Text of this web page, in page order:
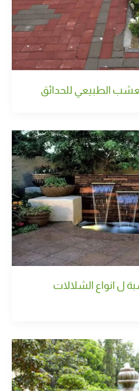
الطبيعي للحدائق
ل انواع الشلالات